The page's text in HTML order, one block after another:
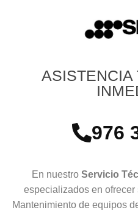
ASISTENCIA
976
En nuestro Servicio
especializados en
Mantenimiento de equipos